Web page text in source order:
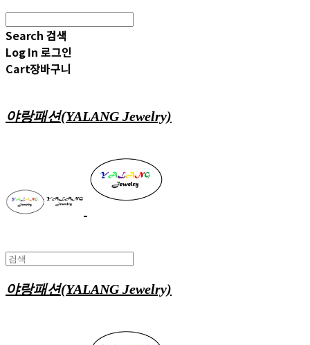
Search 검색
Log In 로그인
Cart장바구니
야랑패션(YALANG Jewelry)
야랑패션(YALANG Jewelry)